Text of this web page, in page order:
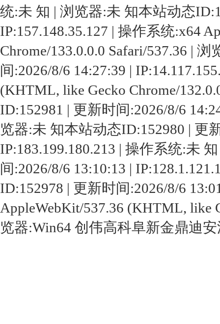
统:未 知 | 浏览器:未 知本站动态
IP:157.148.35.127 | 操作系统:x64
Chrome/133.0.0.0 Safari/537.36 |
间:2026/8/6 14:27:39 |
(KHTML, like Gecko Chrome/
ID:152981 | 更新时间:2026/8/6
览器:未 知本站动态ID:152980 | 更
IP:183.199.180.213 | 操作系统:未
间:2026/8/6 13:10:13 |
ID:152978 | 更新时间:2026/8/6
AppleWebKit/537.36 (KHTML, like
览器:Win64 创伟高科阜新金鼎迪